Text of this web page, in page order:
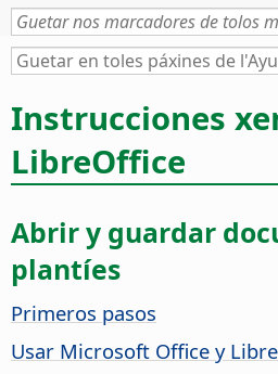
Instrucciones
LibreOffice
Abrir y guardar
plantíes
Primeros pasos
Usar Microsoft Office y